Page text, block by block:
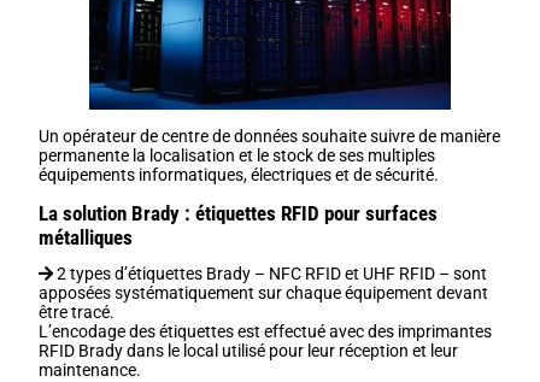
Un opérateur de centre de données souhaite suivre de manière
permanente la localisation et le stock de ses multiples
équipements informatiques, électriques et de sécurité.
La solution Brady : étiquettes RFID pour surfaces
métalliques
2 types d’étiquettes Brady – NFC RFID et UHF RFID – sont
apposées systématiquement sur chaque équipement devant
être tracé.
L’encodage des étiquettes est effectué avec des imprimantes
RFID Brady dans le local utilisé pour leur réception et leur
maintenance.